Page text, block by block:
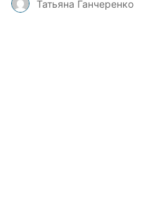
Татьяна Ганчеренко